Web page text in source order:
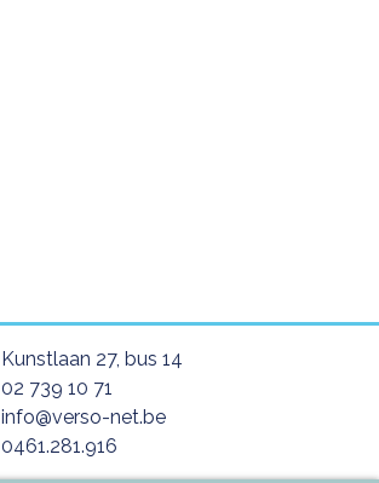
Kunstlaan 27, bus 14
02 739 10 71
info@verso-net.be
0461.281.916